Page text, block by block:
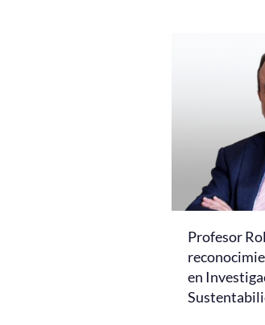
Profesor
en